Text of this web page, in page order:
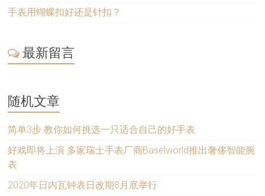
手表用蝴蝶扣好还是针扣？
最新留言
随机文章
简单3步 教你如何挑选一只适合自己的好手表
好戏即将上演 多家瑞士手表厂商Baselworld推出奢侈智能腕
表
2020年日内瓦钟表日改期8月底举行